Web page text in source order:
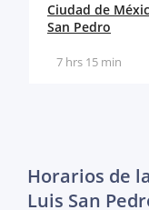
Ciudad de
San Pedro
7 hrs 15 min
Horarios de
Luis San